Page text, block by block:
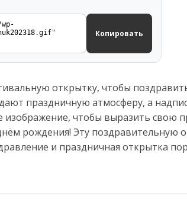
Копировать
открытку, чтобы
праздничную атмосферу, а
чтобы выразить свою
рождения! Эту поздравительную
и праздничная открытка